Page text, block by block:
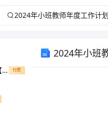
【股票指标公式下载】-【大智慧】价托价压(月价托、季价托、长短价托) 付费
2024年小班